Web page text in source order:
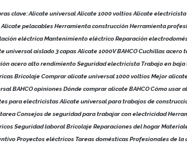
clave: Alicate universal Alicate 1000 voltios Alicate
pelacables Herramienta construcción Herramienta
eléctrica Mantenimiento eléctrico Reparación
universal aislado 3 capas Alicate 1000V BAHCO Cuchillas acero
acero alto rendimiento Seguridad electricista Trabajo en baja
Bricolaje Comprar alicate universal 1000 voltios Mejor
BAHCO opiniones Dónde comprar alicate BAHCO Cómo usar
para electricistas Alicate universal para trabajos de
Consejos de seguridad para trabajar con electricidad
Seguridad laboral Bricolaje Reparaciones del hogar
Proyectos eléctricos Tareas domésticas Profesionales de la